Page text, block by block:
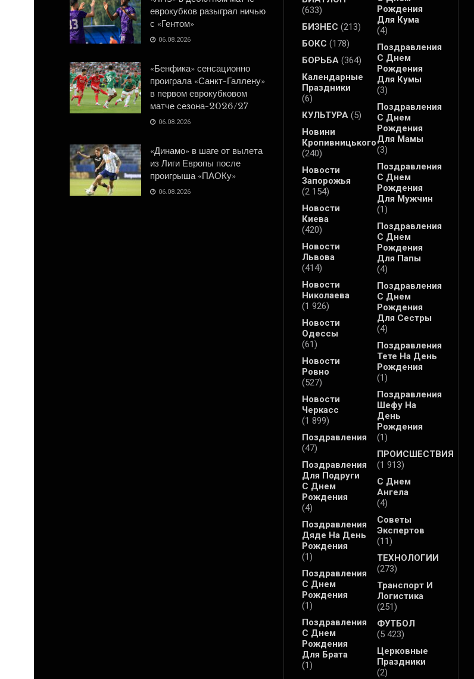
еврокубков разыграл ничью
с «Гентом»
06.08.2026
«Бенфика» сенсационно
проиграла «Санкт-Галлену»
в первом еврокубковом
матче сезона-2026/27
06.08.2026
«Динамо» в шаге от вылета
из Лиги Европы после
проигрыша «ПАОКу»
06.08.2026
(633)
БИЗНЕС (213)
БОКС (178)
БОРЬБА (364)
Календарные
Праздники
(6)
КУЛЬТУРА (5)
Новини
Кропивницького
(240)
Новости
Запорожья
(2 154)
Новости
Киева
(420)
Новости
Львова
(414)
Новости
Николаева
(1 926)
Новости
Одессы
(61)
Новости
Ровно
(527)
Новости
Черкасс
(1 899)
Поздравления
(47)
Поздравления
Для Подруги
С Днем
Рождения
(4)
Поздравления
Дяде На День
Рождения
(1)
Поздравления
С Днем
Рождения
(1)
Поздравления
С Днем
Рождения
Для Брата
(1)
Рождения
Для Кума
(4)
Поздравления
С Днем
Рождения
Для Кумы
(3)
Поздравления
С Днем
Рождения
Для Мамы
(3)
Поздравления
С Днем
Рождения
Для Мужчин
(1)
Поздравления
С Днем
Рождения
Для Папы
(4)
Поздравления
С Днем
Рождения
Для Сестры
(4)
Поздравления
Тете На День
Рождения
(1)
Поздравления
Шефу На
День
Рождения
(1)
ПРОИСШЕСТВИЯ
(1 913)
С Днем
Ангела
(4)
Советы
Экспертов
(11)
ТЕХНОЛОГИИ
(273)
Транспорт И
Логистика
(251)
ФУТБОЛ
(5 423)
Церковные
Праздники
(2)